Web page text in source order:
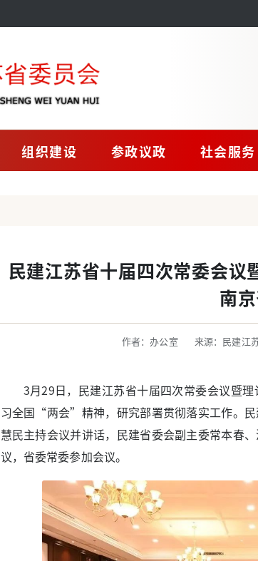
组织建设 参政议政 社会服务
民建江苏省十届四次常委会议
南
作者：办公室 来源：民建江
3月29日，民建江苏省十届四次常委会议暨
习全国“两会”精神，研究部署贯彻落实工作。
慧民主持会议并讲话，民建省委会副主委常本春
议，省委常委参加会议。